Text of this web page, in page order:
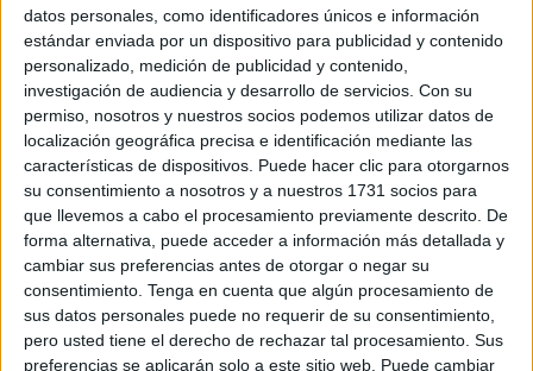
datos personales, como identificadores únicos e información
estándar enviada por un dispositivo para publicidad y contenido
personalizado, medición de publicidad y contenido,
investigación de audiencia y desarrollo de servicios. Con su
permiso, nosotros y nuestros socios podemos utilizar datos de
localización geográfica precisa e identificación mediante las
características de dispositivos. Puede hacer clic para otorgarnos
su consentimiento a nosotros y a nuestros 1731 socios para
que llevemos a cabo el procesamiento previamente descrito. De
forma alternativa, puede acceder a información más detallada y
cambiar sus preferencias antes de otorgar o negar su
consentimiento. Tenga en cuenta que algún procesamiento de
sus datos personales puede no requerir de su consentimiento,
pero usted tiene el derecho de rechazar tal procesamiento. Sus
preferencias se aplicarán solo a este sitio web. Puede cambiar
ha acompañado en este miércoles. Eva María Pérez
García, delegada deParticipación Ciudadana
Jefatura Superior y Roberto Rodríguez, también miembro
de esta área, han sido los encargados de explicar a los
asistentes cuál es la mecánica de este hostigamiento y
cómo reconocer al agresor.
Esta enseñanza se ha hecho a través de una charla en la
que los exponentes se han servido de cuentos o vídeos
para hacer llegar el mensaje de forma amena y divertida.
Los agentes les han informado de que esta práctica es en
realidad un delito que puede ser denunciado y les han